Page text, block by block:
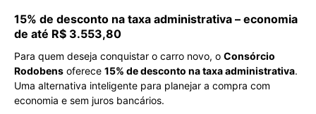
15% de desconto na taxa administrativa – economia
de até R$ 3.553,80
Para quem deseja conquistar o carro novo, o Consórcio
Rodobens oferece 15% de desconto na taxa administrativa.
Uma alternativa inteligente para planejar a compra com
economia e sem juros bancários.